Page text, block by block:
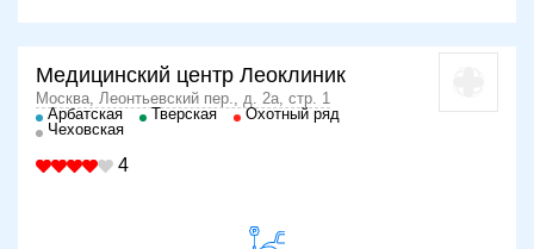
Медицинский центр Леоклиник
Москва, Леонтьевский пер., д. 2а, стр. 1
Арбатская
Тверская
Охотный ряд
Чеховская
4